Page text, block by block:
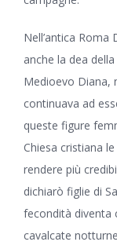
Nell’antica
anche la dea
Medioevo Diana,
continuava ad
queste figure
Chiesa cristiana
rendere più
dichiarò figlie di
fecondità diventa
cavalcate